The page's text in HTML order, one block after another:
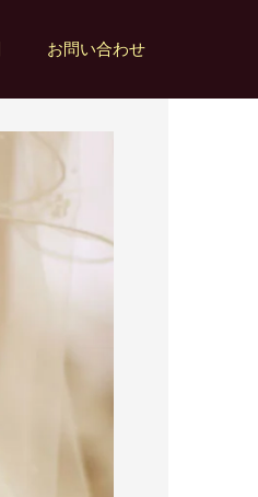
お問い合わせ